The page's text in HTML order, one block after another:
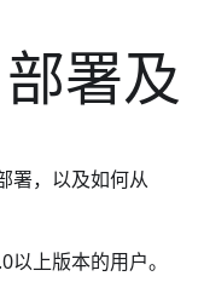
署及
署，以及如何从
上版本的用户。